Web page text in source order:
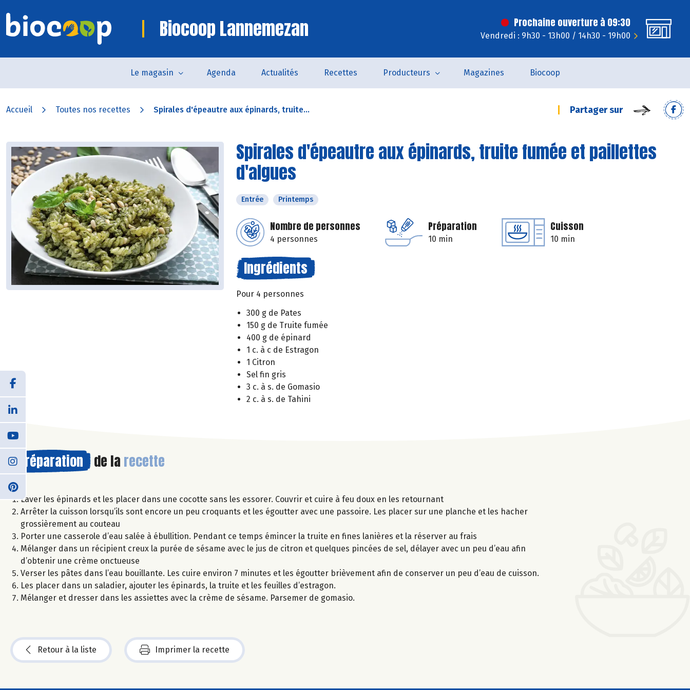
Biocoop Lannemezan Prochaine ouverture à 09:30
Vendredi : 9h30 - 13h00 / 14h30 - 19h00
Le magasin Agenda Actualités Recettes Producteurs Magazines Biocoop
Accueil Toutes nos recettes Spirales d'épeautre aux épinards, truite... Partager sur
Spirales d'épeautre aux épinards, truite fumée et paillettes
d'algues
Entrée Printemps
Nombre de personnes
4 personnes
Préparation
10 min
Cuisson
10 min
Ingrédients
Pour 4 personnes
300 g de Pates
150 g de Truite fumée
400 g de épinard
1 c. à c de Estragon
1 Citron
Sel fin gris
3 c. à s. de Gomasio
2 c. à s. de Tahini
Préparation de la recette
Laver les épinards et les placer dans une cocotte sans les essorer. Couvrir et cuire à feu doux en les retournant
Arrêter la cuisson lorsqu’ils sont encore un peu croquants et les égoutter avec une passoire. Les placer sur une planche et les hacher
grossièrement au couteau
Porter une casserole d’eau salée à ébullition. Pendant ce temps émincer la truite en fines lanières et la réserver au frais
Mélanger dans un récipient creux la purée de sésame avec le jus de citron et quelques pincées de sel, délayer avec un peu d’eau afin
d’obtenir une crème onctueuse
Verser les pâtes dans l’eau bouillante. Les cuire environ 7 minutes et les égoutter brièvement afin de conserver un peu d’eau de cuisson.
Les placer dans un saladier, ajouter les épinards, la truite et les feuilles d’estragon.
Mélanger et dresser dans les assiettes avec la crème de sésame. Parsemer de gomasio.
Retour à la liste Imprimer la recette